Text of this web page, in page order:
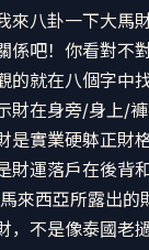
來八卦一下大馬
係吧！你看對不
的就在八個字中
財在身旁/身上/褲
是實業硬躰正財
財運落戶在後背
來西亞所露出的
，不是像泰國老